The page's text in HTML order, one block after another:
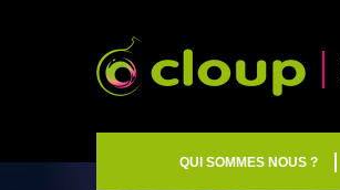
QUI SOMMES NOUS ?